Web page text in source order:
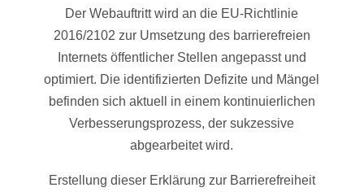
Der Webauftritt wird an die EU-Richtlinie
2016/2102 zur Umsetzung des barrierefreien
Internets öffentlicher Stellen angepasst und
optimiert. Die identifizierten Defizite und Mängel
befinden sich aktuell in einem kontinuierlichen
Verbesserungsprozess, der sukzessive
abgearbeitet wird.
Erstellung dieser Erklärung zur Barrierefreiheit